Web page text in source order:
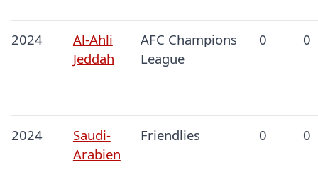
2024
Al-Ahli
Jeddah
AFC Champions
League
0 0
2024
Saudi-
Arabien
Friendlies 0 0